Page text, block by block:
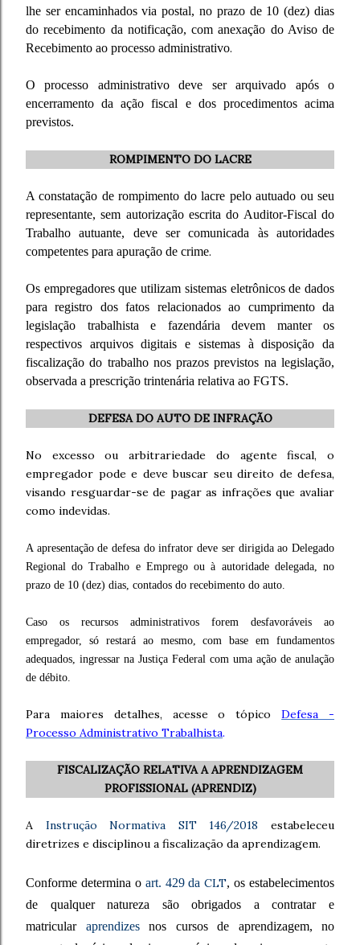
lhe ser encaminhados via postal, no prazo de 10 (dez) dias
do recebimento da notificação, com anexação do Aviso de
Recebimento ao processo administrativo.
O processo administrativo deve ser arquivado após o
encerramento da ação fiscal e dos procedimentos acima
previstos.
ROMPIMENTO DO LACRE
A constatação de rompimento do lacre pelo autuado ou seu
representante, sem autorização escrita do Auditor-Fiscal do
Trabalho autuante, deve ser comunicada às autoridades
competentes para apuração de crime.
Os empregadores que utilizam sistemas eletrônicos de dados
para registro dos fatos relacionados ao cumprimento da
legislação trabalhista e fazendária devem manter os
respectivos arquivos digitais e sistemas à disposição da
fiscalização do trabalho nos prazos previstos na legislação,
observada a prescrição trintenária relativa ao FGTS.
DEFESA DO AUTO DE INFRAÇÃO
No excesso ou arbitrariedade do agente fiscal, o
empregador pode e deve buscar seu direito de defesa,
visando resguardar-se de pagar as infrações que avaliar
como indevidas.
A apresentação de defesa do infrator deve ser dirigida ao Delegado
Regional do Trabalho e Emprego ou à autoridade delegada, no
prazo de 10 (dez) dias, contados do recebimento do auto.
Caso os recursos administrativos forem desfavoráveis ao
empregador, só restará ao mesmo, com base em fundamentos
adequados, ingressar na Justiça Federal com uma ação de anulação
de débito.
Para maiores detalhes, acesse o tópico
Defesa -
Processo Administrativo Trabalhista.
FISCALIZAÇÃO RELATIVA A APRENDIZAGEM
PROFISSIONAL (APRENDIZ)
A Instrução Normativa SIT 146/2018 estabeleceu
diretrizes e disciplinou a fiscalização da aprendizagem.
Conforme determina o art. 429 daCLT, os estabelecimentos
de qualquer natureza são obrigados a contratar e
matricular aprendizesnos cursos de aprendizagem, no